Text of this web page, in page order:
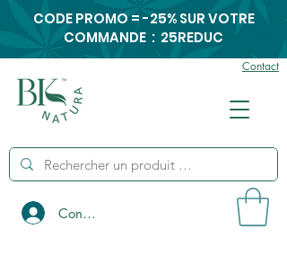
Contact
Connexion
CODE PROMO = -25% SUR VOTRE
COMMANDE : 25REDUC